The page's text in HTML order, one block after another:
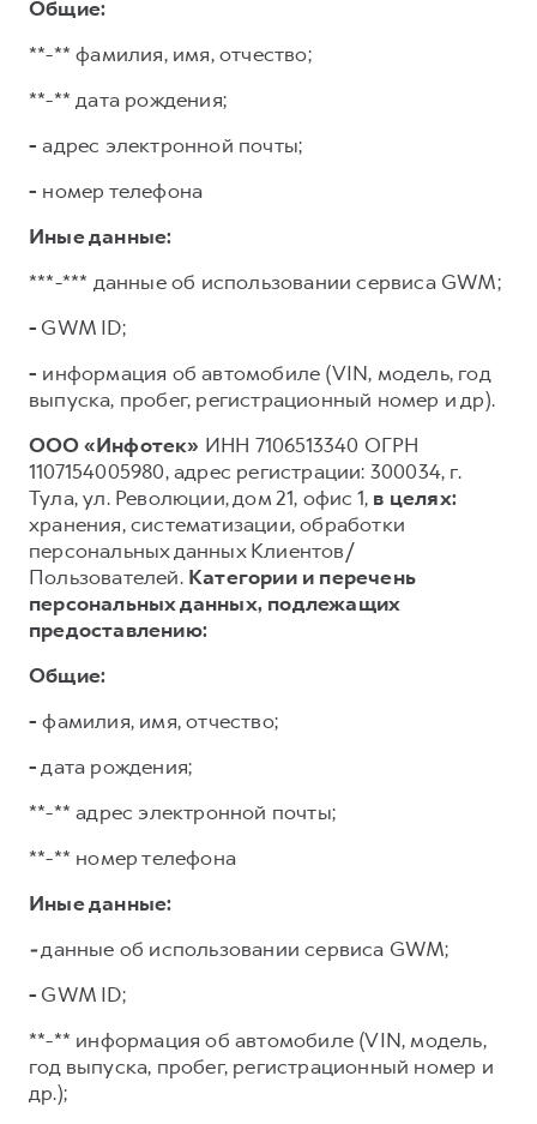
Общие:
**-** фамилия, имя, отчество;
**-** дата рождения;
- адрес электронной почты;
- номер телефона
Иные данные:
***-*** данные об использовании сервиса GWM;
- GWM ID;
- информация об автомобиле (VIN, модель, год
выпуска, пробег, регистрационный номер и др).
ООО «Инфотек» ИНН 7106513340 ОГРН
1107154005980, адрес регистрации: 300034, г.
Тула, ул. Революции, дом 21, офис 1, в целях:
хранения, систематизации, обработки
персональных данных Клиентов/
Пользователей. Категории и перечень
персональных данных, подлежащих
предоставлению:
Общие:
- фамилия, имя, отчество;
-дата рождения;
**-** адрес электронной почты;
**-** номер телефона
Иные данные:
-данные об использовании сервиса GWM;
- GWM ID;
**-** информация об автомобиле (VIN, модель,
год выпуска, пробег, регистрационный номер и
др.);